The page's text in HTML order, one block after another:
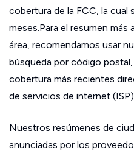
cobertura de la FCC, la cual
meses.Para el resumen
área, recomendamos usar
búsqueda por código
cobertura más recientes
de servicios de internet
Nuestros resúmenes de
anunciadas por los